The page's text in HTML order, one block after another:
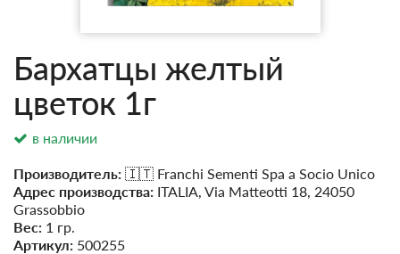
Бархатцы желтый
цветок 1г
в наличии
Производитель: 🇮🇹 Franchi Sementi Spa a Socio Unico
Адрес производства: ITALIA, Via Matteotti 18, 24050
Grassobbio
Вес: 1 гр.
Артикул: 500255